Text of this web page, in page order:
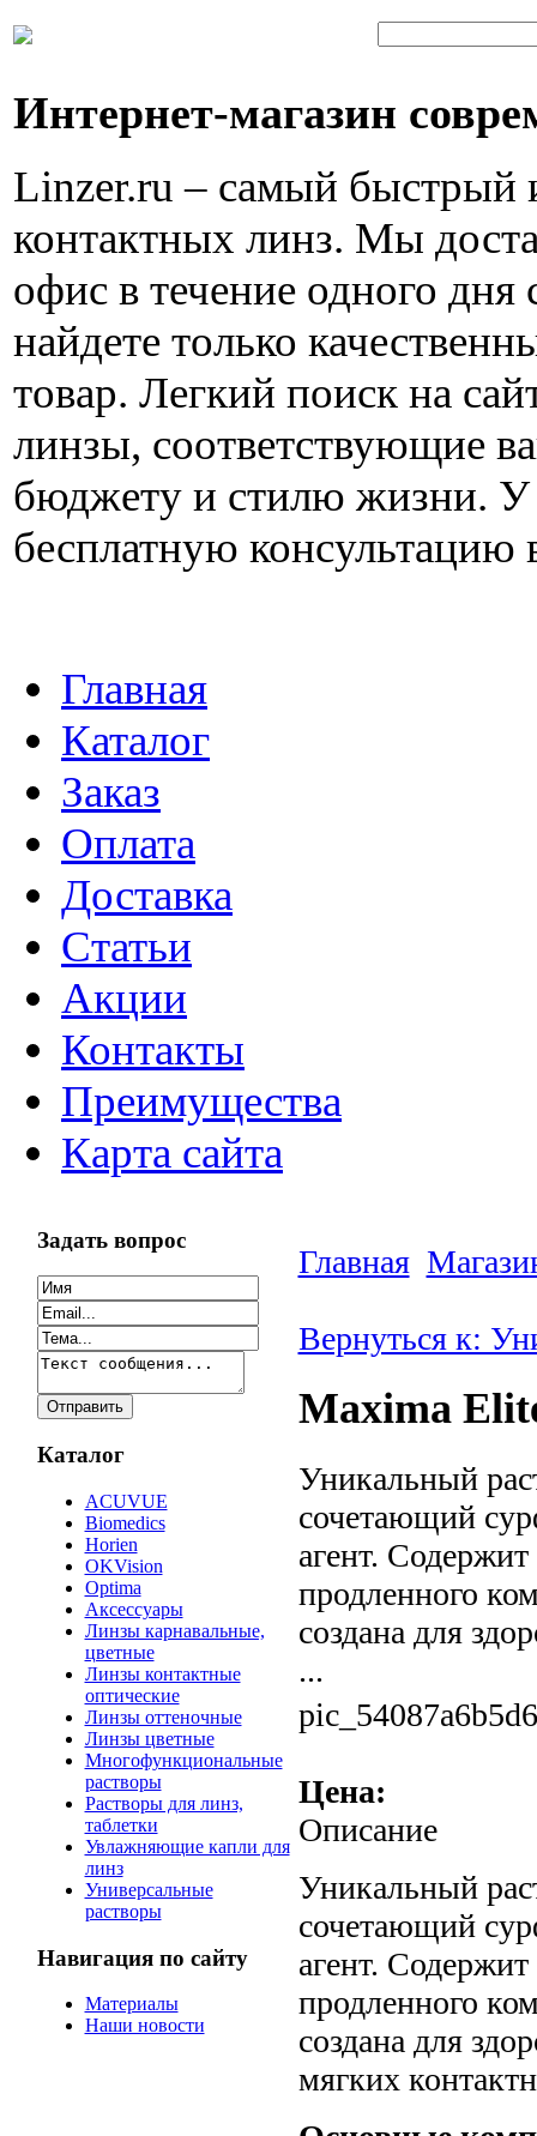
Интернет-магазин
Linzer.ru – самый быстрый
контактных линз. Мы
офис в течение одного дня
найдете только
товар. Легкий поиск на
линзы, соответствующие
бюджету и стилю жизни. У
бесплатную консультацию
Главная
Каталог
Заказ
Оплата
Доставка
Статьи
Акции
Контакты
Преимущества
Карта сайта
Задать вопрос
Каталог
ACUVUE
Biomedics
Horien
OKVision
Optima
Аксессуары
Линзы карнавальные,
цветные
Линзы контактные
оптические
Линзы оттеночные
Линзы цветные
Многофункциональные
растворы
Растворы для линз,
таблетки
Увлажняющие капли для
линз
Универсальные
растворы
Навигация по сайту
Материалы
Наши новости
Главная
Вернуться к:
Maxima
Уникальный
сочетающий
агент.
продленного
создана для
...
Цена:
Описание
Уникальный
сочетающий
агент.
продленного
создана для
мягких